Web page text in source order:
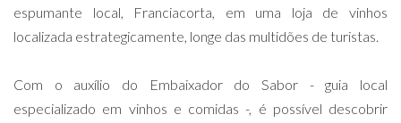
espumante local, Franciacorta, em uma loja de vinhos
localizada estrategicamente, longe das multidões de turistas.
Com o auxílio do Embaixador do Sabor - guia local
especializado em vinhos e comidas -, é possível descobrir